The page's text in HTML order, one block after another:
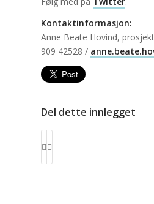
Kontaktinformasjon:
Anne Beate Hovind,
909 42528 /
Del dette innlegget